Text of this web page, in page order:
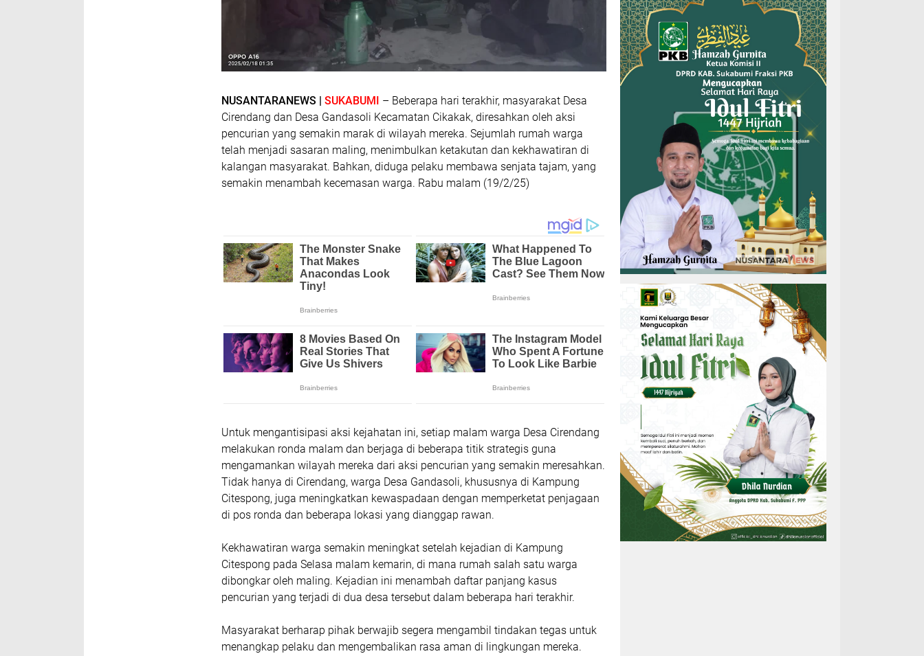
NUSANTARANEWS | SUKABUMI – Beberapa hari terakhir, masyarakat Desa
Cirendang dan Desa Gandasoli Kecamatan Cikakak, diresahkan oleh aksi
pencurian yang semakin marak di wilayah mereka. Sejumlah rumah warga
telah menjadi sasaran maling, menimbulkan ketakutan dan kekhawatiran di
kalangan masyarakat. Bahkan, diduga pelaku membawa senjata tajam, yang
semakin menambah kecemasan warga. Rabu malam (19/2/25)
Untuk mengantisipasi aksi kejahatan ini, setiap malam warga Desa Cirendang
melakukan ronda malam dan berjaga di beberapa titik strategis guna
mengamankan wilayah mereka dari aksi pencurian yang semakin meresahkan.
Tidak hanya di Cirendang, warga Desa Gandasoli, khususnya di Kampung
Citespong, juga meningkatkan kewaspadaan dengan memperketat penjagaan
di pos ronda dan beberapa lokasi yang dianggap rawan.
Kekhawatiran warga semakin meningkat setelah kejadian di Kampung
Citespong pada Selasa malam kemarin, di mana rumah salah satu warga
dibongkar oleh maling. Kejadian ini menambah daftar panjang kasus
pencurian yang terjadi di dua desa tersebut dalam beberapa hari terakhir.
Masyarakat berharap pihak berwajib segera mengambil tindakan tegas untuk
menangkap pelaku dan mengembalikan rasa aman di lingkungan mereka.